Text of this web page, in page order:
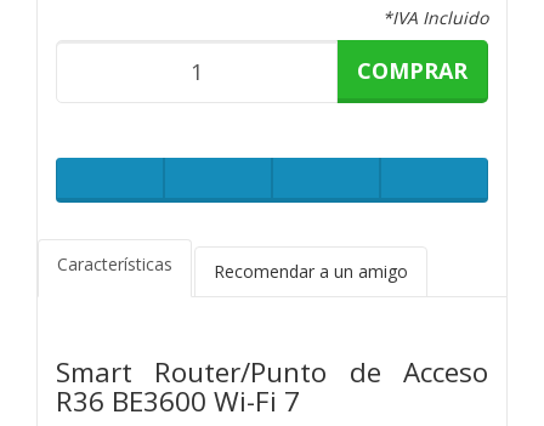
*IVA Incluido
COMPRAR
Características Recomendar a un amigo
Smart Router/Punto de Acceso
R36 BE3600 Wi-Fi 7